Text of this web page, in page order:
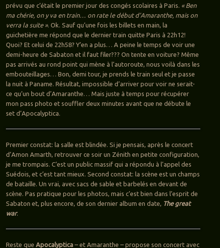
prévu que c’était le premier jour des congés scolaires à Paris. « Ben
ma chérie, on y va en train… on rate le début d’Amaranthe, mais on
verra la suite ». Ok. Sauf qu’une fois les billets en main, la
guichetière me répond que le dernier train quitte Paris à 22h12!
Quoi? Et celui de 22h58? Y’en a plus… A peine le temps de voir une
demi-heure de Sabaton et il faut filer??? On tente en voiture? Même
pas arrivés au rond point qui mène à l’autoroute, nous voilà dans les
embouteillages… Bon, demi tour, je prends le train seul et je passe
la nuit à Paname. Résultat, impossible d’arriver pour voir ne serait-
ce qu’un bout d’Amaranthe… Mais juste à temps pour récupérer
mon pass photo et souffler deux minutes avant que ne débute le
set d’Apocalyptica.
Premier constat: la salle est blindée. Si je pensais, après le concert
d’Amon Amarth, retrouver ce soir un Zénith en petite configuration,
je me trompais. C’est un public massif qui a répondu à l’appel des
Suédois, et c’est tant mieux. Second constat: la scène est un champs
de bataille. Un vrai, avec sacs de sable et barbelés en devant de
scène. Pas pratique pour les photos, mais c’est bien dans l’esprit de
Sabaton et, plus encore, de son dernier album en date, The great
war.
Reste que Apocalyptica– et Amaranthe – propose son concert avec